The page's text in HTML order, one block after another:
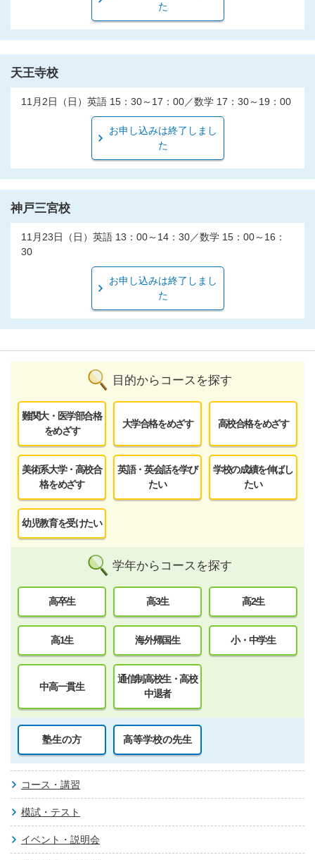
た
天王寺校
11月2日（日）英語 15：30～17：00／数学 17：30～19：00
お申し込みは終了しまし
た
神戸三宮校
11月23日（日）英語 13：00～14：30／数学 15：00～16：
30
お申し込みは終了しまし
た
目的からコースを探す
難関大・医学部合格
をめざす
大学合格をめざす 高校合格をめざす
美術系大学・高校合
格をめざす
英語・英会話を学び
たい
学校の成績を伸ばし
たい
幼児教育を受けたい
学年からコースを探す
高卒生 高3生 高2生
高1生 海外帰国生 小・中学生
中高一貫生
通信制高校生・高校
中退者
塾生の方 高等学校の先生
コース・講習
模試・テスト
イベント・説明会